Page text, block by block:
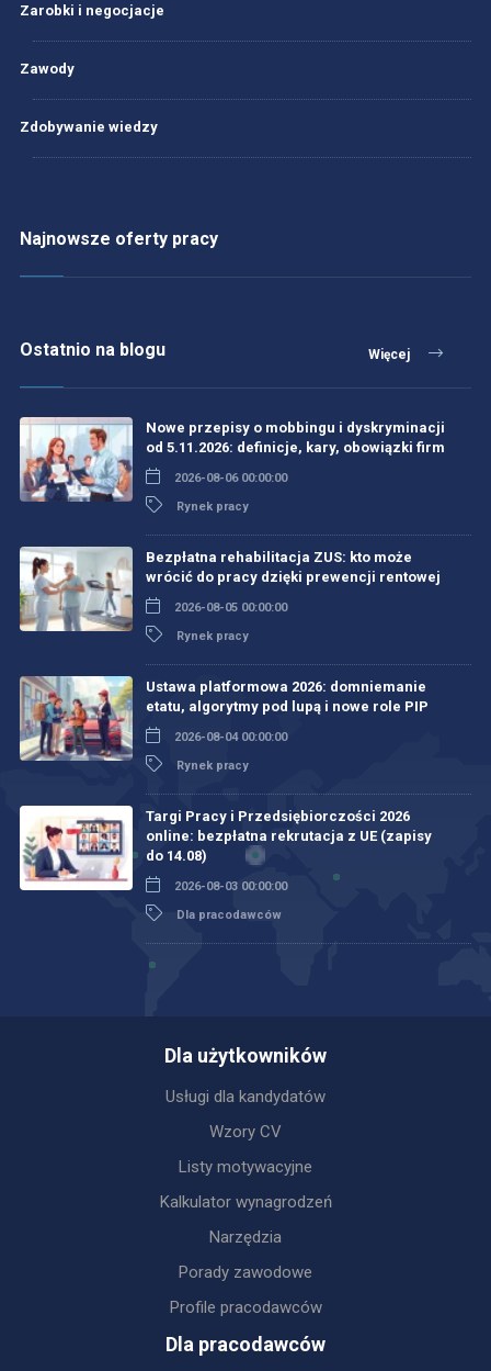
Zarobki i negocjacje
Zawody
Zdobywanie wiedzy
Najnowsze oferty pracy
Ostatnio na blogu Więcej
Nowe przepisy o mobbingu i dyskryminacji
od 5.11.2026: definicje, kary, obowiązki firm
2026-08-06 00:00:00
Rynek pracy
Bezpłatna rehabilitacja ZUS: kto może
wrócić do pracy dzięki prewencji rentowej
2026-08-05 00:00:00
Rynek pracy
Ustawa platformowa 2026: domniemanie
etatu, algorytmy pod lupą i nowe role PIP
2026-08-04 00:00:00
Rynek pracy
Targi Pracy i Przedsiębiorczości 2026
online: bezpłatna rekrutacja z UE (zapisy
do 14.08)
2026-08-03 00:00:00
Dla pracodawców
Dla użytkowników
Usługi dla kandydatów
Wzory CV
Listy motywacyjne
Kalkulator wynagrodzeń
Narzędzia
Porady zawodowe
Profile pracodawców
Dla pracodawców